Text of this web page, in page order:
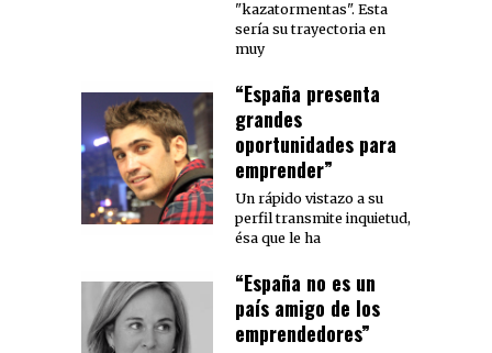
"kazatormentas". Esta
sería su trayectoria en
muy
“España presenta
grandes
oportunidades para
emprender”
Un rápido vistazo a su
perfil transmite inquietud,
ésa que le ha
“España no es un
país amigo de los
emprendedores”